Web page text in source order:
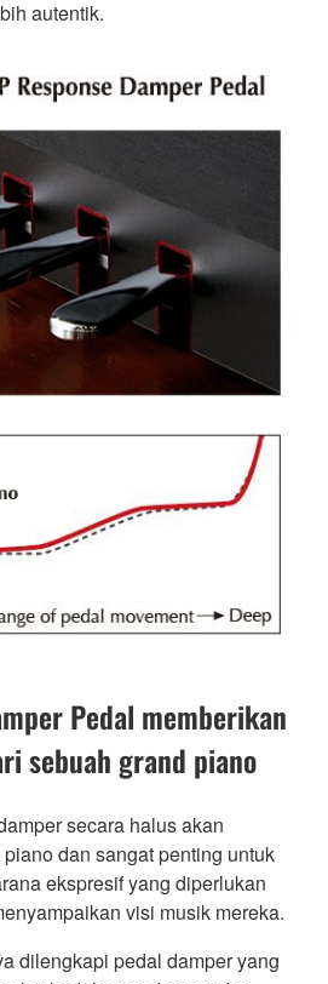
autentik.
Pedal memberikan
sebuah grand piano
secara halus akan
dan sangat penting untuk
ekspresif yang diperlukan
visi musik mereka.
dilengkapi pedal damper yang